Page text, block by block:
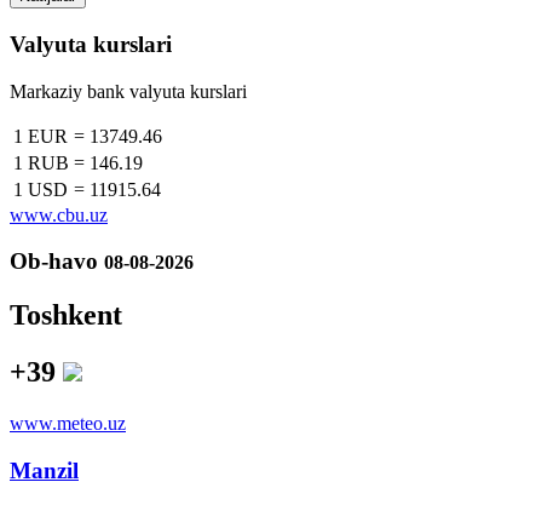
Valyuta kurslari
Markaziy bank valyuta kurslari
1 EUR = 13749.46
1 RUB = 146.19
1 USD = 11915.64
www.cbu.uz
Ob-havo 08-08-2026
Toshkent
+39
www.meteo.uz
Manzil